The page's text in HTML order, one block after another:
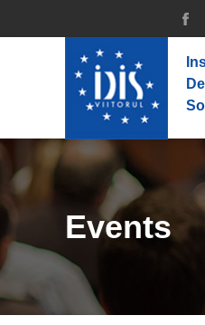
Events